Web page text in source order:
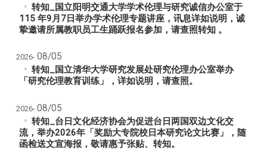
转知_国立阳明交通大学学术伦理与研究诚信办公室于
115 年9月7日举办学术伦理专题讲座，讯息详如说明，诚
挚邀请所属教职员工生踊跃报名参加，请查照转知 。
2026- 08/05
转知_国立清华大学研究发展处研究伦理办公室举办
「研究伦理教育训练」，详如说明，请查照。
2026- 08/05
转知_台日文化经济协会为促进台日两国双边文化交
流，举办2026年「奖励大专院校日本研究论文比赛」，随
函检送文宣海报，敬请惠予张贴、转知。